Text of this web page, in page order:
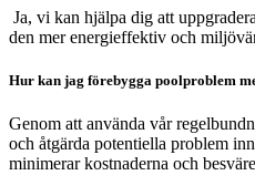
Ja, vi kan hjälpa dig att
den mer energieffektiv och
Hur kan jag förebygga poolproblem
Genom att använda vår
och åtgärda potentiella problem
minimerar kostnaderna och